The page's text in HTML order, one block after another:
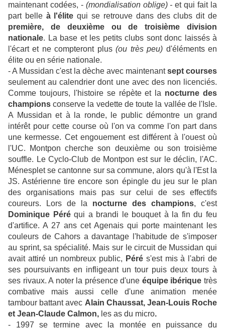
maintenant codées, - (mondialisation oblige) - et qui fait la
part belle à l'élitequi se retrouve dans des clubs dit de
première, de deuxième ou de troisième division
nationale. La base et les petits clubs sont donc laissés à
l'écart et ne compteront plus(ou très peu) d'éléments en
élite ou en série nationale.
- A Mussidan c'est la dèche avec maintenantsept courses
seulement au calendrier dont une avec des non licenciés.
Comme toujours, l'histoire se répète et la nocturne des
champions conserve la vedette de toute la vallée de l'Isle.
A Mussidan et à la ronde, le public démontre un grand
intérêt pour cette course où l'on va comme l'on part dans
une kermesse. Cet engouement est différent à l'ouest où
l'UC. Montpon cherche son deuxième ou son troisième
souffle. Le Cyclo-Club de Montpon est sur le déclin, l'AC.
Ménesplet se cantonne sur sa commune, alors qu'à l'Est la
JS. Astérienne tire encore son épingle du jeu sur le plan
des organisations mais pas sur celui de ses effectifs
coureurs. Lors de la nocturne des champions, c'est
Dominique Péréqui a brandi le bouquet à la fin du feu
d'artifice. A 27 ans cet Agenais qui porte maintenant les
couleurs de Cahors a davantage l'habitude de s'imposer
au sprint, sa spécialité. Mais sur le circuit de Mussidan qui
avait attiré un nombreux public, Péré s'est mis à l'abri de
ses poursuivants en infligeant un tour puis deux tours à
ses rivaux. A noter la présence d'une équipe ibériquetrès
combative mais aussi celle d'une animation menée
tambour battant avec Alain Chaussat, Jean-Louis Roche
et Jean-Claude Calmon, les as du micro.
- 1997 se termine avec la montée en puissance du